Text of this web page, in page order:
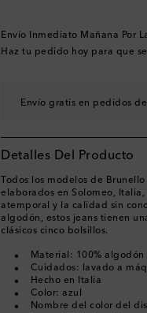
Envío Inmediato Mañana Por
Haz tu pedido hoy para que
Envío gratis en pedidos
Detalles Del Producto
Todos los modelos de
elaborados en Solomeo,
atemporal y la calidad sin
algodón, estos jeans tienen
clásicos cinco bolsillos.
Material: 100% algodón
Cuidados: lavado a
Hecho en Italia
Color: azul
Nombre del color del